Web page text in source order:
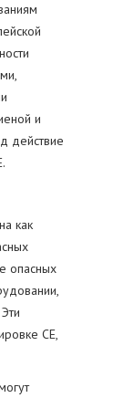
и
действие
как
опасных
CE,